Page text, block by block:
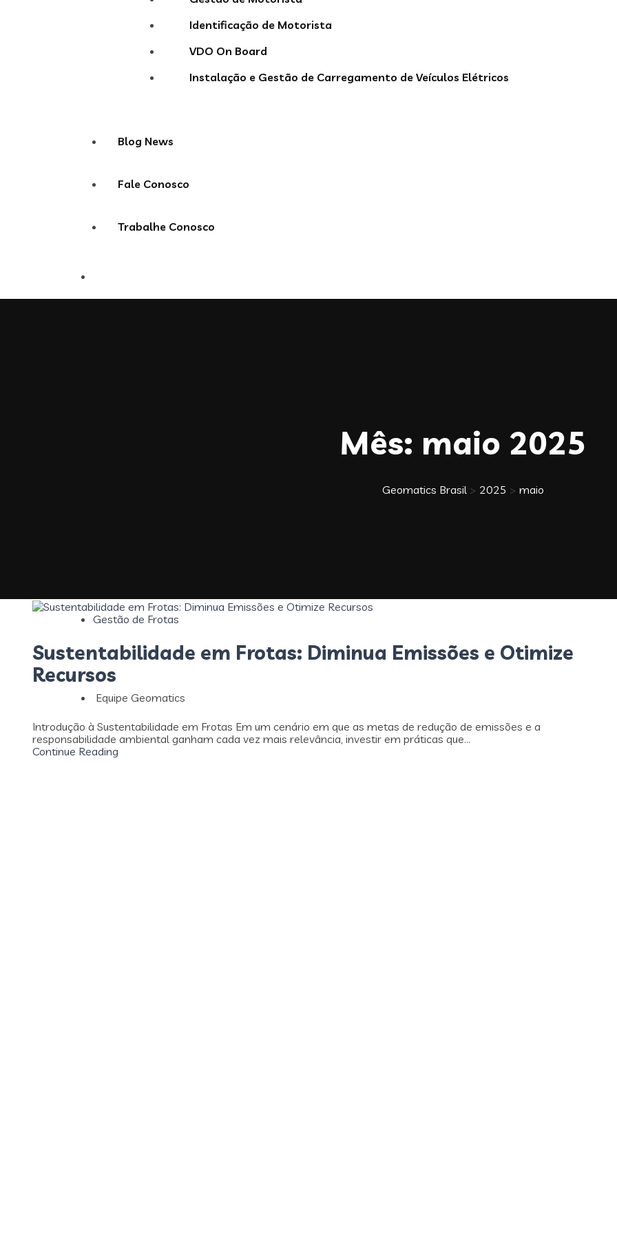
Identificação de Motorista
VDO On Board
Instalação e Gestão de Carregamento de Veículos Elétricos
Blog News
Fale Conosco
Trabalhe Conosco
Mês: maio 2025
Geomatics Brasil> 2025 > maio
Gestão de Frotas
Sustentabilidade em Frotas: Diminua Emissões e Otimize
Recursos
Equipe Geomatics
Introdução à Sustentabilidade em Frotas Em um cenário em que as metas de redução de emissões e a
responsabilidade ambiental ganham cada vez mais relevância, investir em práticas que...
Continue Reading